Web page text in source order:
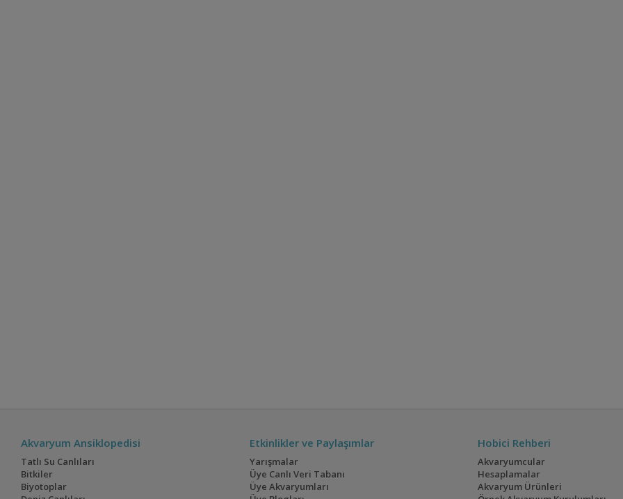
Akvaryum Ansiklopedisi
Tatlı Su Canlıları
Bitkiler
Biyotoplar
Etkinlikler ve Paylaşımlar
Yarışmalar
Üye Canlı Veri Tabanı
Üye Akvaryumları
Hobici Rehberi
Akvaryumcular
Hesaplamalar
Akvaryum Ürünleri